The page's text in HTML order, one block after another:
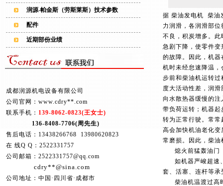
润源-帕金斯（劳斯莱斯）技术参数
配件
近期部份业绩
成都润源机电设备有限公司
公司官网：www.cdry**.com
联系手机： 139-8062-0823(王女士)
136-8408-7706(周先生)
售后电话：13438266768 13980620823
在 线Q Q：2522331757
公司邮箱：2522331757@qq.com
cdry**@sina.com
公司地址：中国·四川省·成都市
据 柴油发电机 柴油
力润滑，各润滑部
不良，积炭增多。
急剧下降，使零件
的故障。因此，机
机时未经怠速降温
步前和柴油机运转
度大活动性差，润
向水散热器缓慢的
带负荷运转；机器
转为正常行驶。常
高会加快机油老化
常磨损。因此，柴
熄火前猛轰油门
如机器严峻超速、
套、活塞、连杆等
柴油机温渡过高